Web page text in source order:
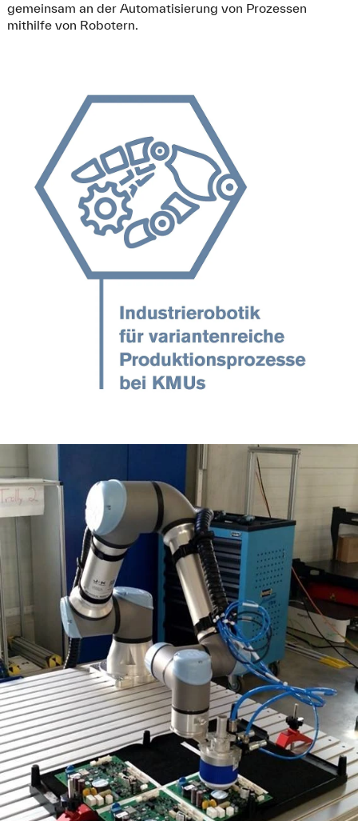
gemeinsam an der Automatisierung von Prozessen
mithilfe von Robotern.